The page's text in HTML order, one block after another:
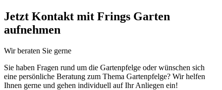
Jetzt Kontakt mit Frings Garten
aufnehmen
Wir beraten Sie gerne
Sie haben Fragen rund um die Gartenpfelge oder wünschen sich
eine persönliche Beratung zum Thema Gartenpfelge? Wir helfen
Ihnen gerne und gehen individuell auf Ihr Anliegen ein!